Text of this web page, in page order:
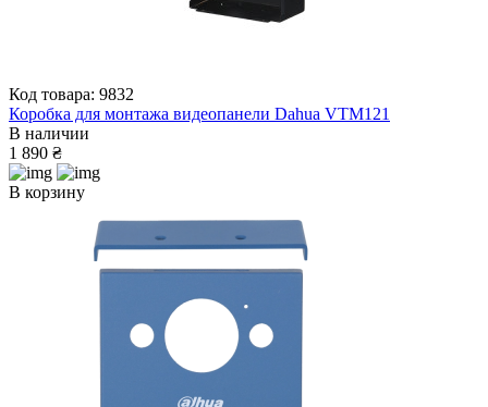
Код товара: 9832
Коробка для монтажа видеопанели Dahua VTM121
В наличии
1 890 ₴
В корзину